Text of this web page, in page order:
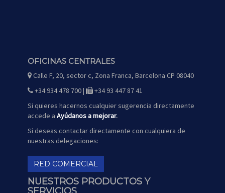
OFICINAS CENTRALES
icono
mapa
Calle F, 20, sector c, Zona Franca, Barcelona CP 08040
icono
teléfono
+34 934 478 700 |
icono
fax
+34 93 447 87 41
Si quieres hacernos cualquier sugerencia directamente
accede a Ayúdanos a mejorar.
Si deseas contactar directamente con cualquiera de
nuestras delegaciones:
RED COMERCIAL
NUESTROS PRODUCTOS Y